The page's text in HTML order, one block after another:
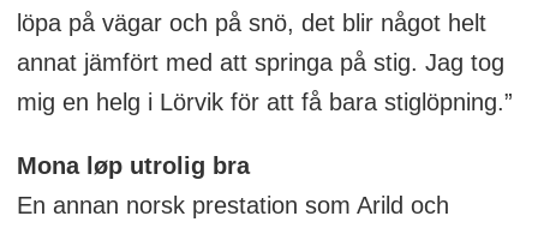
löpa på vägar och på snö, det blir något helt
annat jämfört med att springa på stig. Jag tog
mig en helg i Lörvik för att få bara stiglöpning.”
Mona løp utrolig bra
En annan norsk prestation som Arild och